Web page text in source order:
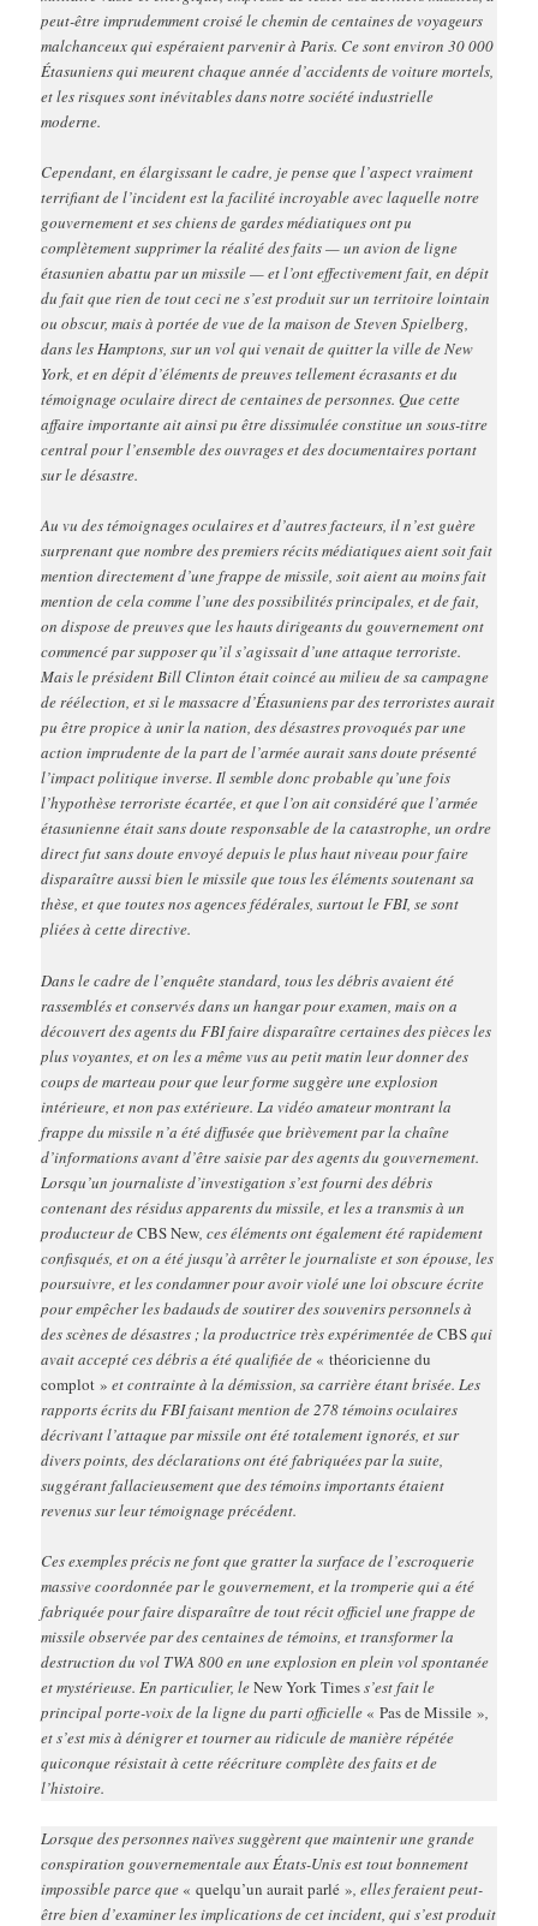
peut-être imprudemment croisé le chemin de centaines de voyageurs
malchanceux qui espéraient parvenir à Paris. Ce sont environ 30 000
Étasuniens qui meurent chaque année d’accidents de voiture mortels,
et les risques sont inévitables dans notre société industrielle
moderne.
Cependant, en élargissant le cadre, je pense que l’aspect vraiment
terrifiant de l’incident est la facilité incroyable avec laquelle notre
gouvernement et ses chiens de gardes médiatiques ont pu
complètement supprimer la réalité des faits — un avion de ligne
étasunien abattu par un missile — et l’ont effectivement fait, en dépit
du fait que rien de tout ceci ne s’est produit sur un territoire lointain
ou obscur, mais à portée de vue de la maison de Steven Spielberg,
dans les Hamptons, sur un vol qui venait de quitter la ville de New
York, et en dépit d’éléments de preuves tellement écrasants et du
témoignage oculaire direct de centaines de personnes. Que cette
affaire importante ait ainsi pu être dissimulée constitue un sous-titre
central pour l’ensemble des ouvrages et des documentaires portant
sur le désastre.
Au vu des témoignages oculaires et d’autres facteurs, il n’est guère
surprenant que nombre des premiers récits médiatiques aient soit fait
mention directement d’une frappe de missile, soit aient au moins fait
mention de cela comme l’une des possibilités principales, et de fait,
on dispose de preuves que les hauts dirigeants du gouvernement ont
commencé par supposer qu’il s’agissait d’une attaque terroriste.
Mais le président Bill Clinton était coincé au milieu de sa campagne
de réélection, et si le massacre d’Étasuniens par des terroristes aurait
pu être propice à unir la nation, des désastres provoqués par une
action imprudente de la part de l’armée aurait sans doute présenté
l’impact politique inverse. Il semble donc probable qu’une fois
l’hypothèse terroriste écartée, et que l’on ait considéré que l’armée
étasunienne était sans doute responsable de la catastrophe, un ordre
direct fut sans doute envoyé depuis le plus haut niveau pour faire
disparaître aussi bien le missile que tous les éléments soutenant sa
thèse, et que toutes nos agences fédérales, surtout le FBI, se sont
pliées à cette directive.
Dans le cadre de l’enquête standard, tous les débris avaient été
rassemblés et conservés dans un hangar pour examen, mais on a
découvert des agents du FBI faire disparaître certaines des pièces les
plus voyantes, et on les a même vus au petit matin leur donner des
coups de marteau pour que leur forme suggère une explosion
intérieure, et non pas extérieure. La vidéo amateur montrant la
frappe du missile n’a été diffusée que brièvement par la chaîne
d’informations avant d’être saisie par des agents du gouvernement.
Lorsqu’un journaliste d’investigation s’est fourni des débris
contenant des résidus apparents du missile, et les a transmis à un
producteur deCBS New , ces éléments ont également été rapidement
confisqués, et on a été jusqu’à arrêter le journaliste et son épouse, les
poursuivre, et les condamner pour avoir violé une loi obscure écrite
pour empêcher les badauds de soutirer des souvenirs personnels à
des scènes de désastres ; la productrice très expérimentée deCBSqui
avait accepté ces débris a été qualifiée de « théoricienne du
complot » et contrainte à la démission, sa carrière étant brisée. Les
rapports écrits du FBI faisant mention de 278 témoins oculaires
décrivant l’attaque par missile ont été totalement ignorés, et sur
divers points, des déclarations ont été fabriquées par la suite,
suggérant fallacieusement que des témoins importants étaient
revenus sur leur témoignage précédent.
Ces exemples précis ne font que gratter la surface de l’escroquerie
massive coordonnée par le gouvernement, et la tromperie qui a été
fabriquée pour faire disparaître de tout récit officiel une frappe de
missile observée par des centaines de témoins, et transformer la
destruction du vol TWA 800 en une explosion en plein vol spontanée
et mystérieuse. En particulier, leNew York Timess’est fait le
principal porte-voix de la ligne du parti officielle « Pas de Missile »,
et s’est mis à dénigrer et tourner au ridicule de manière répétée
quiconque résistait à cette réécriture complète des faits et de
l’histoire.
Lorsque des personnes naïves suggèrent que maintenir une grande
conspiration gouvernementale aux États-Unis est tout bonnement
impossible parce que « quelqu’un aurait parlé », elles feraient peut-
être bien d’examiner les implications de cet incident, qui s’est produit